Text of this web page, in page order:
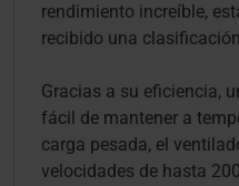
rendimiento increíble,
recibido una
Gracias a su eficiencia,
fácil de mantener a
carga pesada, el
velocidades de hasta